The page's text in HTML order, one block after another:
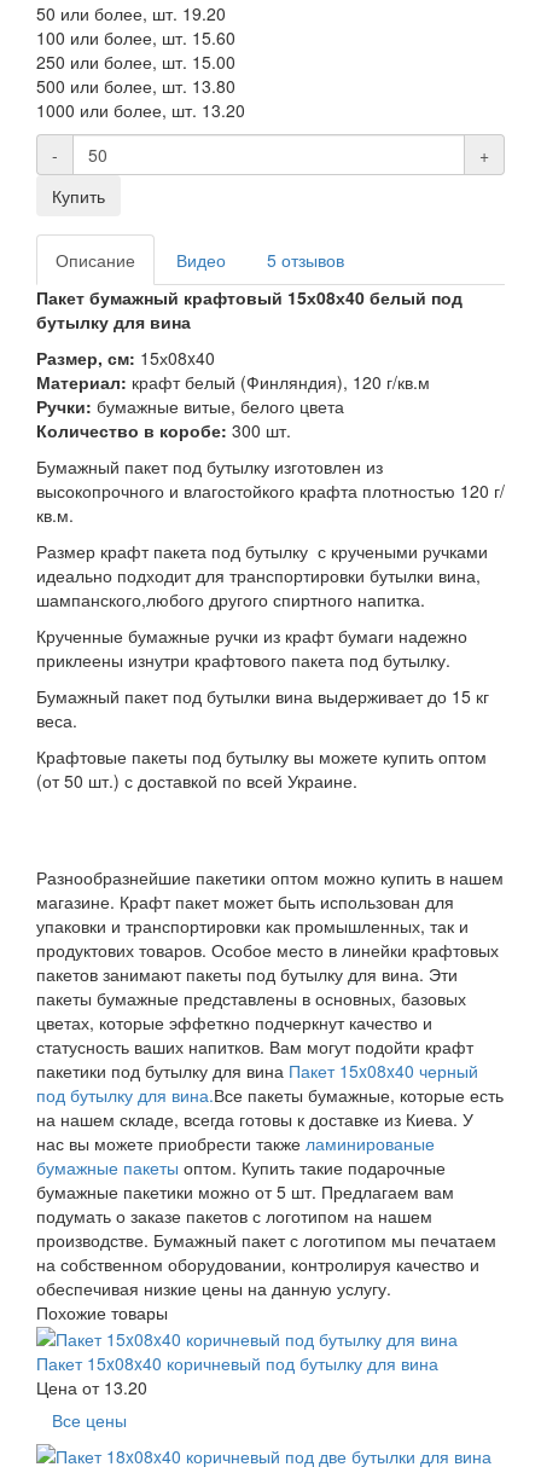
50 или более, шт. 19.20
100 или более, шт. 15.60
250 или более, шт. 15.00
500 или более, шт. 13.80
1000 или более, шт. 13.20
-
+
Купить
Описание Видео
5 отзывов
Пакет бумажный крафтовый 15х08х40 белый под
бутылку для вина
Размер, см: 15х08x40
Материал: крафт белый (Финляндия), 120 г/кв.м
Ручки: бумажные витые, белого цвета
Количество в коробе: 300 шт.
Бумажный пакет под бутылку изготовлен из
высокопрочного и влагостойкого крафта плотностью 120 г/
кв.м.
Размер крафт пакета под бутылку с кручеными ручками
идеально подходит для транспортировки бутылки вина,
шампанского,любого другого спиртного напитка.
Крученные бумажные ручки из крафт бумаги надежно
приклеены изнутри крафтового пакета под бутылку.
Бумажный пакет под бутылки вина выдерживает до 15 кг
веса.
Крафтовые пакеты под бутылку вы можете купить оптом
(от 50 шт.) с доставкой по всей Украине.
Разнообразнейшие пакетики оптом можно купить в нашем
магазине. Крафт пакет может быть использован для
упаковки и транспортировки как промышленных, так и
продуктових товаров. Особое место в линейки крафтовых
пакетов занимают пакеты под бутылку для вина. Эти
пакеты бумажные представлены в основных, базовых
цветах, которые эффеткно подчеркнут качество и
статусность ваших напитков. Вам могут подойти крафт
пакетики под бутылку для вина Пакет 15x08x40 черный
под бутылку для вина.Все пакеты бумажные, которые есть
на нашем складе, всегда готовы к доставке из Киева. У
нас вы можете приобрести также ламинированые
бумажные пакеты оптом. Купить такие подарочные
бумажные пакетики можно от 5 шт. Предлагаем вам
подумать о заказе пакетов с логотипом на нашем
производстве. Бумажный пакет с логотипом мы печатаем
на собственном оборудовании, контролируя качество и
обеспечивая низкие цены на данную услугу.
Похожие товары
Пакет 15x08x40 коричневый под бутылку для вина
Цена от 13.20
Все цены